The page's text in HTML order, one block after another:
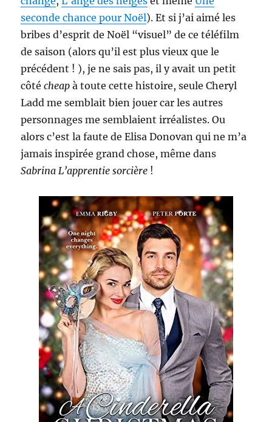
seconde chance pour Noël). Et si j’ai aimé les
bribes d’esprit de Noël “visuel” de ce téléfilm
de saison (alors qu’il est plus vieux que le
précédent ! ), je ne sais pas, il y avait un petit
côtécheap à toute cette histoire, seule Cheryl
Ladd me semblait bien jouer car les autres
personnages me semblaient irréalistes. Ou
alors c’est la faute de Elisa Donovan qui ne m’a
jamais inspirée grand chose, même dans
Sabrina L’apprentie sorcière !